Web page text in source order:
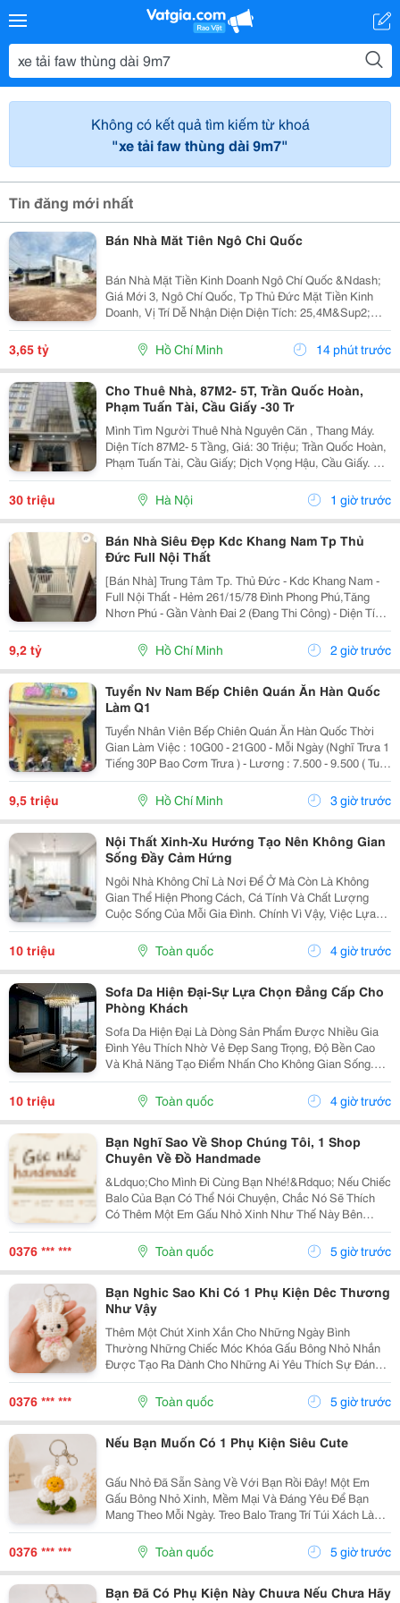
Không có kết quả tìm kiếm từ khoá
"xe tải faw thùng dài 9m7"
Tin đăng mới nhất
Bán Nhà Măt Tiên Ngô Chi Quốc
Bán Nhà Mặt Tiền Kinh Doanh Ngô Chí Quốc &Ndash;
Giá Mới 3, Ngô Chí Quốc, Tp Thủ Đức Mặt Tiền Kinh
Doanh, Vị Trí Dễ Nhận Diện Diện Tích: 25,4M&Sup2;
Giá: 3,65 Tỷ * Sau Chợ Đầu Mối Thủ Đức * Gần Khu
Chế Xuất Linh Trung * Khu Dân Cư Đông Đúc,...
3,65 tỷ Hồ Chí Minh 14 phút trước
Cho Thuê Nhà, 87M2- 5T, Trần Quốc Hoàn,
Phạm Tuấn Tài, Cầu Giấy -30 Tr
Mình Tìm Người Thuê Nhà Nguyên Căn , Thang Máy.
Diện Tích 87M2- 5 Tầng, Giá: 30 Triệu; Trần Quốc Hoàn,
Phạm Tuấn Tài, Cầu Giấy; Dịch Vọng Hậu, Cầu Giấy. +
Liên Hệ Trực Tiếp Chủ Nhà: 0988289962 + Vỉa Hè Lớn,
Mặt Tiền Rộng,Thoáng. + Vị Trí Gần Ngay...
30 triệu Hà Nội 1 giờ trước
Bán Nhà Siêu Đẹp Kdc Khang Nam Tp Thủ
Đức Full Nội Thất
[Bán Nhà] Trung Tâm Tp. Thủ Đức - Kdc Khang Nam -
Full Nội Thất - Hẻm 261/15/78 Đình Phong Phú,Tăng
Nhơn Phú - Gần Vành Đai 2 (Đang Thi Công) - Diện Tích
Lý Tưởng: 5.6M X 14.2M (Tổng Diện Tích Công Nhận:
80M2). - Kết Cấu Kiên Cố: 1 Trệt, 2 Lầu,...
9,2 tỷ Hồ Chí Minh 2 giờ trước
Tuyển Nv Nam Bếp Chiên Quán Ăn Hàn Quốc
Làm Q1
Tuyển Nhân Viên Bếp Chiên Quán Ăn Hàn Quốc Thời
Gian Làm Việc : 10G00 - 21G00 - Mỗi Ngày (Nghĩ Trưa 1
Tiếng 30P Bao Cơm Trưa ) - Lương : 7.500 - 9.500 ( Tuỳ
Theo Năng Lực ) Mô Tả Công Việc: - Bếp Chiên : Sử
Dụng Được Chảo Non Biết Chiên...
9,5 triệu Hồ Chí Minh 3 giờ trước
Nội Thất Xinh-Xu Hướng Tạo Nên Không Gian
Sống Đầy Cảm Hứng
Ngôi Nhà Không Chỉ Là Nơi Để Ở Mà Còn Là Không
Gian Thể Hiện Phong Cách, Cá Tính Và Chất Lượng
Cuộc Sống Của Mỗi Gia Đình. Chính Vì Vậy, Việc Lựa
Chọn Nội Thất Xinh Đang Trở Thành Xu Hướng Được
Nhiều Người Quan Tâm Khi Muốn Biến Không Gian
Sống Trở...
10 triệu Toàn quốc 4 giờ trước
Sofa Da Hiện Đại-Sự Lựa Chọn Đẳng Cấp Cho
Phòng Khách
Sofa Da Hiện Đại Là Dòng Sản Phẩm Được Nhiều Gia
Đình Yêu Thích Nhờ Vẻ Đẹp Sang Trọng, Độ Bền Cao
Và Khả Năng Tạo Điểm Nhấn Cho Không Gian Sống.
Với Thiết Kế Tinh Tế Cùng Chất Liệu Da Cao Cấp, Sofa
Không Chỉ Mang Lại Cảm Giác Thoải Mái Mà Còn Thể...
10 triệu Toàn quốc 4 giờ trước
Bạn Nghĩ Sao Về Shop Chúng Tôi, 1 Shop
Chuyên Về Đồ Handmade
&Ldquo;Cho Mình Đi Cùng Bạn Nhé!&Rdquo; Nếu Chiếc
Balo Của Bạn Có Thể Nói Chuyện, Chắc Nó Sẽ Thích
Có Thêm Một Em Gấu Nhỏ Xinh Như Thế Này Bên
Cạnh. Từ Những Buổi Đi Học, Đi Làm, Đi Cà Phê Hay
Những Chuyến Đi Chơi Cuối Tuần, Em Móc Khóa Gấu
Bông...
0376 *** *** Toàn quốc 5 giờ trước
Bạn Nghic Sao Khi Có 1 Phụ Kiện Dêc Thương
Như Vậy
Thêm Một Chút Xinh Xắn Cho Những Ngày Bình
Thường Những Chiếc Móc Khóa Gấu Bông Nhỏ Nhắn
Được Tạo Ra Dành Cho Những Ai Yêu Thích Sự Đáng
Yêu Và Những Món Đồ Có Dấu Ấn Riêng. Từ Chiếc Balo
Đi Học, Túi Xách Đi Chơi Đến Chùm Chìa Khóa Quen
Thuộc,...
0376 *** *** Toàn quốc 5 giờ trước
Nếu Bạn Muốn Có 1 Phụ Kiện Siêu Cute
Gấu Nhỏ Đã Sẵn Sàng Về Với Bạn Rồi Đây! Một Em
Gấu Bông Nhỏ Xinh, Mềm Mại Và Đáng Yêu Để Bạn
Mang Theo Mỗi Ngày. Treo Balo Trang Trí Túi Xách Làm
Móc Khóa Tặng Người Bạn Yêu Quý
Gocnhohandmade.com Không Cần Quá Nhiều Phụ
Kiện, Chỉ Một Em Gấu...
0376 *** *** Toàn quốc 5 giờ trước
Bạn Đã Có Phụ Kiện Này Chuưa Nếu Chưa Hãy